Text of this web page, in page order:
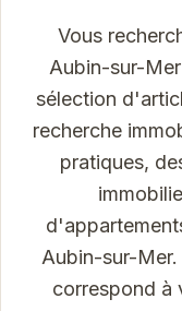
Vous
Aubin-sur-
sélection
recherche
pratiques,
Aubin-sur-
correspond à